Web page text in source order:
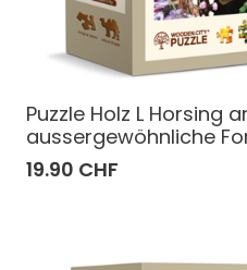
Puzzle Holz L Horsing
aussergewöhnliche
19.90 CHF